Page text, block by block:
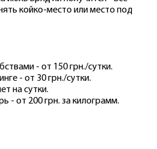
койко-место или место под
- от 150 грн./сутки.
- от 30 грн./сутки.
на сутки.
- от 200 грн. за килограмм.